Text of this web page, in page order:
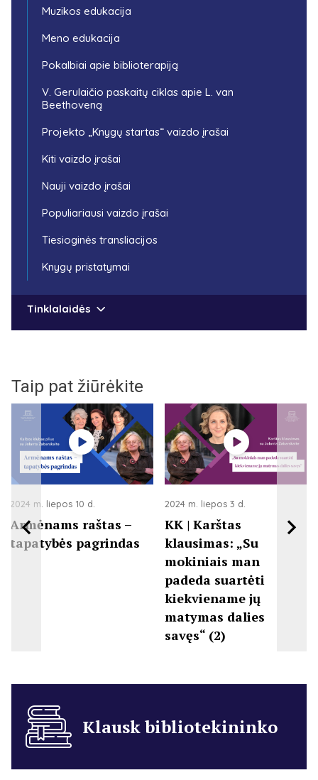
Muzikos edukacija
Meno edukacija
Pokalbiai apie biblioterapiją
V. Gerulaičio paskaitų ciklas apie L. van
Beethoveną
Projekto „Knygų startas“ vaizdo įrašai
Kiti vaizdo įrašai
Nauji vaizdo įrašai
Populiariausi vaizdo įrašai
Tiesioginės transliacijos
Knygų pristatymai
Tinklalaidės
Taip pat žiūrėkite
2024 m. liepos 10 d.
Armėnams raštas –
tapatybės pagrindas
2024 m. liepos 3 d.
KK | Karštas
klausimas: „Su
mokiniais man
padeda suartėti
kiekviename jų
matymas dalies
savęs“ (2)
Klausk bibliotekininko